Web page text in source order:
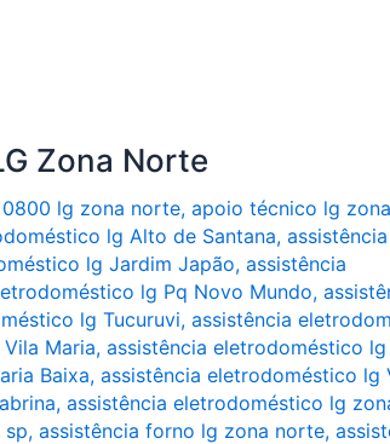
Zona Norte
0800 lg zona norte, apoio técnico lg
lg Alto de Santana, assistência
lg Jardim Japão, assistência
lg Pq Novo Mundo,
lg Tucuruvi, assistência
Maria, assistência eletrodoméstico lg
Baixa, assistência eletrodoméstico lg
, assistência eletrodoméstico lg
sp, assistência forno lg zona norte,